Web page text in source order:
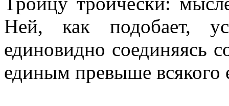
Ней, как подобает,
единовидно соединяясь
единым превыше всякого